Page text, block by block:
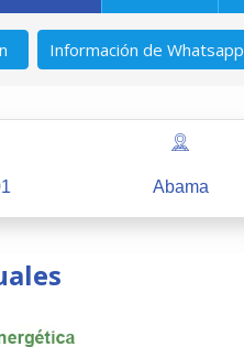
Información de Whatsapp
Abama